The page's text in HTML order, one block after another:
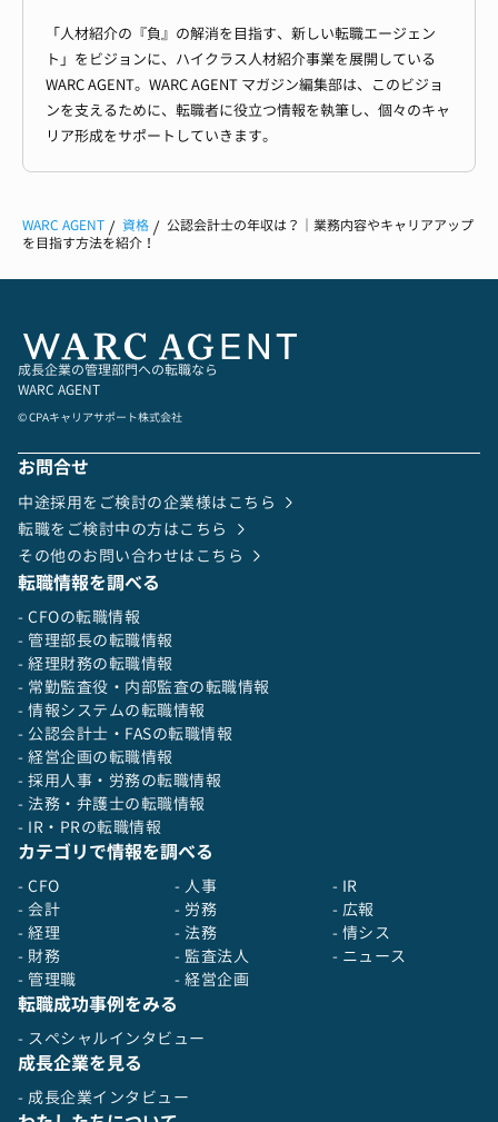
「人材紹介の『負』の解消を目指す、新しい転職エージェン
ト」をビジョンに、ハイクラス人材紹介事業を展開している
WARC AGENT。WARC AGENT マガジン編集部は、このビジョ
ンを支えるために、転職者に役立つ情報を執筆し、個々のキャ
リア形成をサポートしていきます。
WARC AGENT 資格
公認会計士の年収は？｜業務内容やキャリアアップ
を目指す方法を紹介！
成長企業の管理部門への転職なら
WARC AGENT
© CPAキャリアサポート株式会社
お問合せ
中途採用をご検討の企業様はこちら
転職をご検討中の方はこちら
その他のお問い合わせはこちら
転職情報を調べる
- CFOの転職情報
- 管理部長の転職情報
- 経理財務の転職情報
- 常勤監査役・内部監査の転職情報
- 情報システムの転職情報
- 公認会計士・FASの転職情報
- 経営企画の転職情報
- 採用人事・労務の転職情報
- 法務・弁護士の転職情報
- IR・PRの転職情報
カテゴリで情報を調べる
- CFO
- 会計
- 経理
- 財務
- 管理職
- 人事
- 労務
- 法務
- 監査法人
- 経営企画
- IR
- 広報
- 情シス
- ニュース
転職成功事例をみる
- スペシャルインタビュー
成長企業を見る
- 成長企業インタビュー